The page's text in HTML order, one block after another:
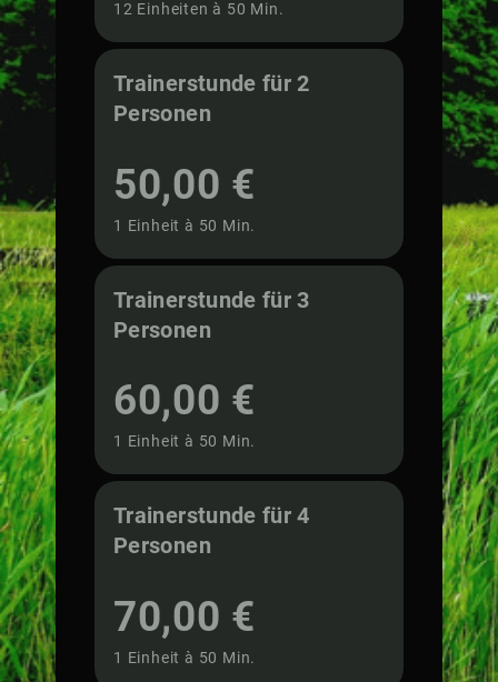
12 Einheiten à 50 Min.
Trainerstunde für 2
Personen
50,00 €
1 Einheit à 50 Min.
Trainerstunde für 3
Personen
60,00 €
1 Einheit à 50 Min.
Trainerstunde für 4
Personen
70,00 €
1 Einheit à 50 Min.